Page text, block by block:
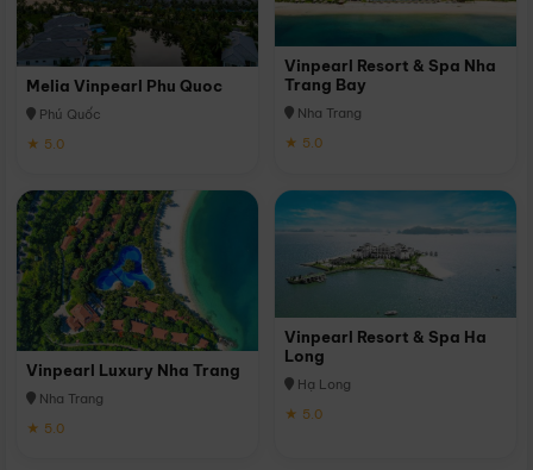
Melia Vinpearl Phu Quoc
Phú Quốc
★ 5.0
Vinpearl Resort & Spa Nha
Trang Bay
Nha Trang
★ 5.0
Vinpearl Luxury Nha Trang
Nha Trang
★ 5.0
Vinpearl Resort & Spa Ha
Long
Hạ Long
★ 5.0